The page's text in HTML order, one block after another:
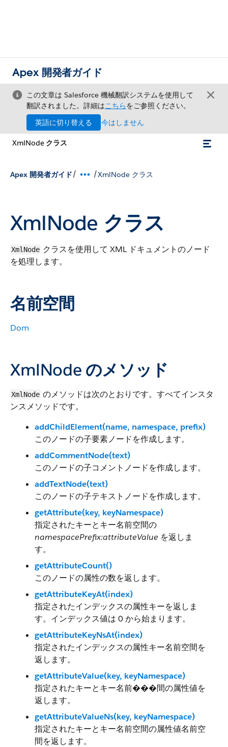
Apex 開発者ガイド
この文章は Salesforce 機械翻訳システムを使用して
翻訳されました。詳細はこちらをご参照ください。
英語に切り替える
今はしません
XmlNode クラス
Apex 開発者ガイド/ /XmlNode クラス
XmlNode クラス
XmlNode クラスを使用して XML ドキュメントのノード
を処理します。
名前空間
Dom
XmlNode のメソッド
XmlNode のメソッドは次のとおりです。すべてインスタ
ンスメソッドです。
addChildElement(name, namespace, prefix)
このノードの子要素ノードを作成します。
addCommentNode(text)
このノードの子コメントノードを作成します。
addTextNode(text)
このノードの子テキストノードを作成します。
getAttribute(key, keyNamespace)
指定されたキーとキー名前空間の
namespacePrefix:attributeValue を返しま
す。
getAttributeCount()
このノードの属性の数を返します。
getAttributeKeyAt(index)
指定されたインデックスの属性キーを返しま
す。インデックス値は 0 から始まります。
getAttributeKeyNsAt(index)
指定されたインデックスの属性キー名前空間を
返します。
getAttributeValue(key, keyNamespace)
指定されたキーとキー名前���間の属性値を
返します。
getAttributeValueNs(key, keyNamespace)
指定されたキーとキー名前空間の属性値名前空
間を返します。